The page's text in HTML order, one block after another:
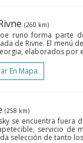
(260 km)
runo forma parte
de Rivne. El menú
elaborados por
En Mapa
(258 km)
se encuentra
servicio de
selección de tanto